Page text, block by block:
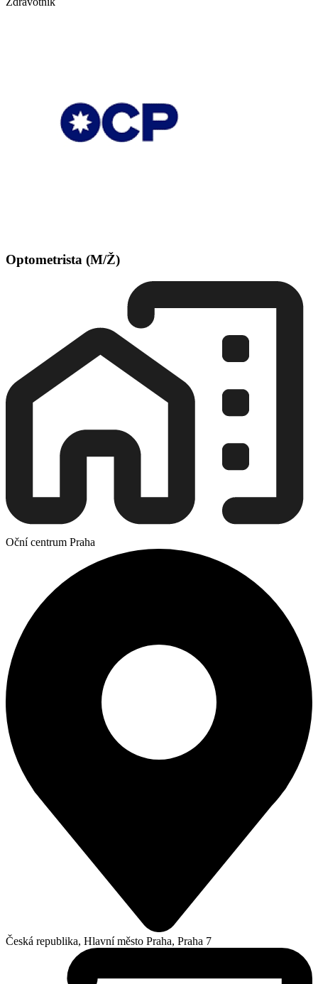
Optometrista (M/Ž)
Oční centrum Praha
Česká republika, Hlavní město Praha, Praha 7